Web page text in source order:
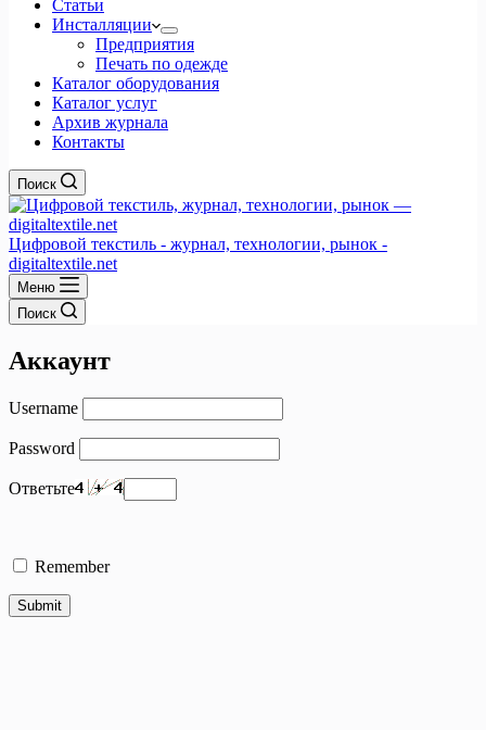
Статьи
Инсталляции
Предприятия
Печать по одежде
Каталог оборудования
Каталог услуг
Архив журнала
Контакты
Поиск
Цифровой текстиль - журнал, технологии, рынок -
digitaltextile.net
Меню
Поиск
Аккаунт
Username
Password
Ответьте
Remember